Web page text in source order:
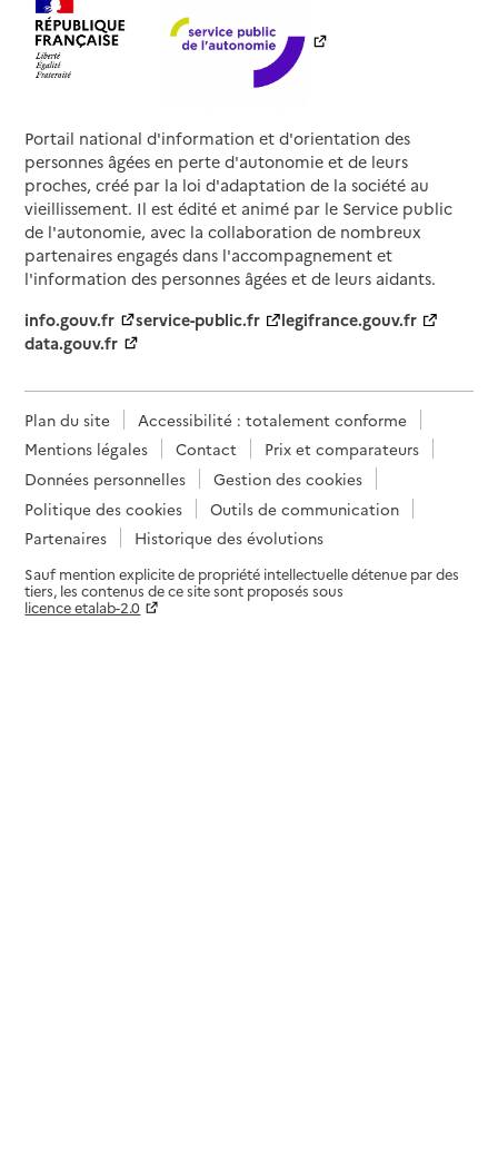
Portail national d'information et d'orientation des
personnes âgées en perte d'autonomie et de leurs
proches, créé par la loi d'adaptation de la société au
vieillissement. Il est édité et animé par le Service public
de l'autonomie, avec la collaboration de nombreux
partenaires engagés dans l'accompagnement et
l'information des personnes âgées et de leurs aidants.
info.gouv.fr
service-public.fr
legifrance.gouv.fr
data.gouv.fr
Plan du site
Accessibilité : totalement conforme
Mentions légales
Contact
Prix et comparateurs
Données personnelles
Gestion des cookies
Politique des cookies
Outils de communication
Partenaires
Historique des évolutions
Sauf mention explicite de propriété intellectuelle détenue par des
tiers, les contenus de ce site sont proposés sous
licence etalab-2.0